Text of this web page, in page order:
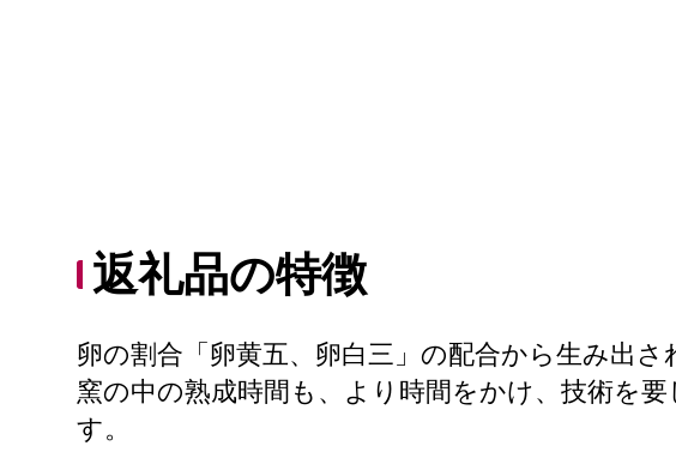
返礼品の特徴
卵の割合「卵黄五、卵白三」の配合から生み出
窯の中の熟成時間も、より時間をかけ、技術を
す。